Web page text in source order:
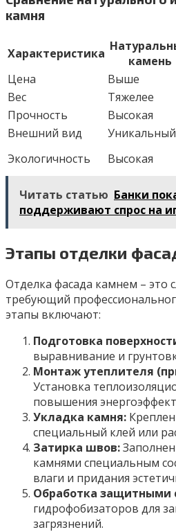
камня
Характеристика
камень
Цена
Выше
Вес
Тяжелее
Прочность
Высокая
Внешний вид
Уникальный
Экологичность
Высокая
Читать статью Банки
поддерживают спрос на
Этапы отделки
Отделка фасада камнем – это
требующий
этапы включают:
Подготовка
выравнивание и
Монтаж утеплителя
Установка
повышения
Укладка камня:
специальный клей или
Затирка швов:
камнями специальным
влаги и придания
Обработка защитными
гидрофобизаторов для
загрязнений.